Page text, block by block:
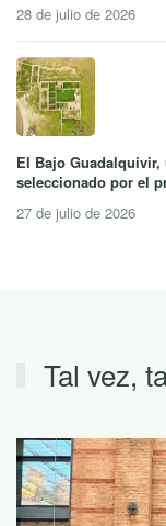
28 de julio de 2026
El Bajo
seleccionado por el
27 de julio de 2026
Tal vez,